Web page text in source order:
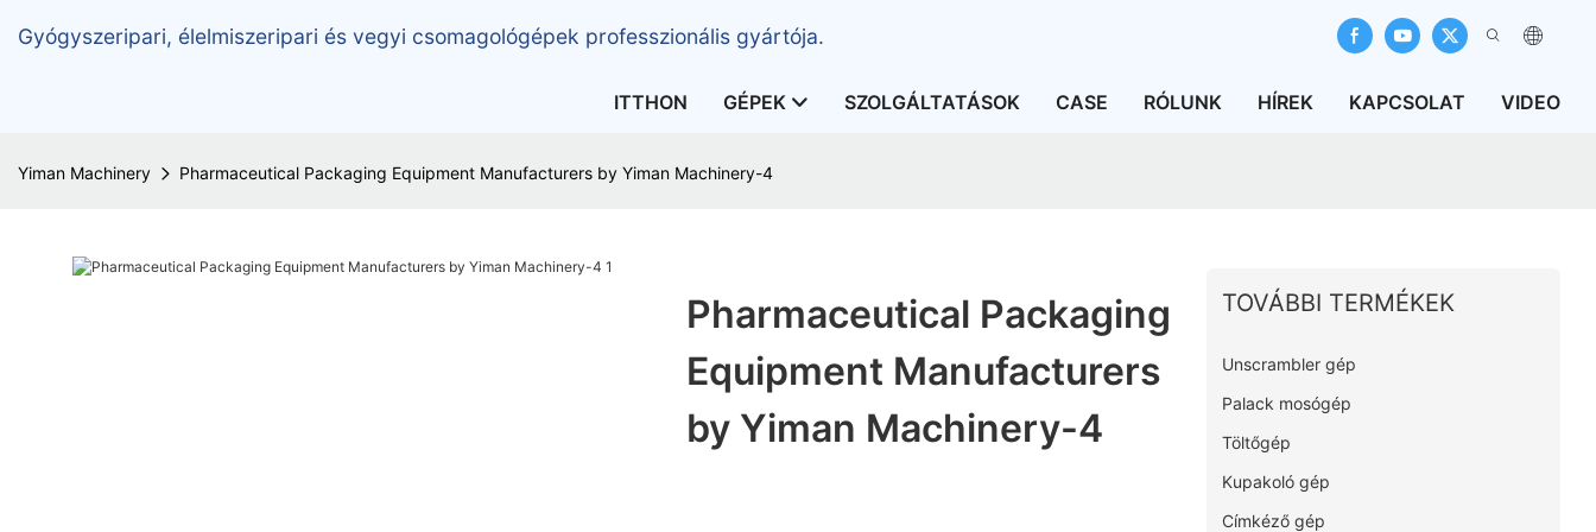
Gyógyszeripari, élelmiszeripari és vegyi csomagológépek professzionális gyártója.
ITTHON GÉPEK SZOLGÁLTATÁSOK CASE RÓLUNK HÍREK KAPCSOLAT VIDEO
Yiman Machinery Pharmaceutical Packaging Equipment Manufacturers by Yiman Machinery-4
Pharmaceutical Packaging
Equipment Manufacturers
by Yiman Machinery-4
TOVÁBBI TERMÉKEK
Unscrambler gép
Palack mosógép
Töltőgép
Kupakoló gép
Címkéző gép